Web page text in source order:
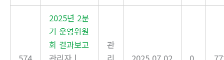
2025년 2분
기 운영위원
회 결과보고
관